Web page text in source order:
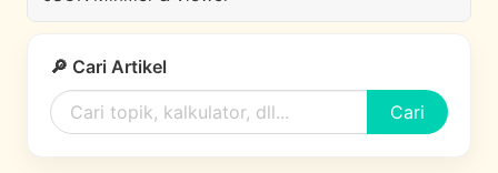
🔎 Cari Artikel
Cari